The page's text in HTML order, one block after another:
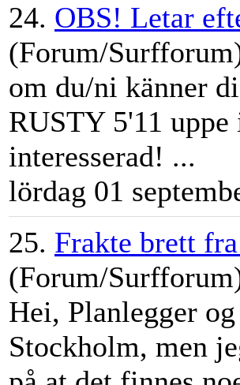
24. OBS! Letar
(Forum/
om du/ni känner
RUSTY 5'11 uppe
interesserad! ...
lördag 01
25. Frakte brett
(Forum/
Hei, Planlegger
Stockholm, men